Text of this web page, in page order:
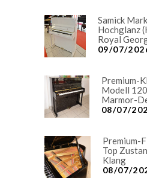
Samick
Hochglanz
Royal
09/07/
Premium-
Modell
Marmor-
08/07/
Premium-
Top
Klang
08/07/